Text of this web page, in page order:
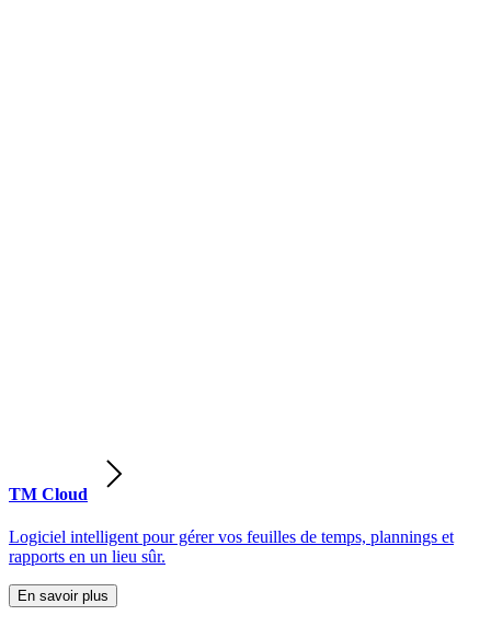
TM Cloud
Logiciel intelligent pour gérer vos feuilles de temps, plannings et
rapports en un lieu sûr.
En savoir plus